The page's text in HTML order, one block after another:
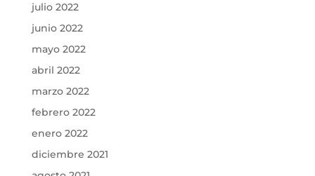
julio 2022
junio 2022
mayo 2022
abril 2022
marzo 2022
febrero 2022
enero 2022
diciembre 2021